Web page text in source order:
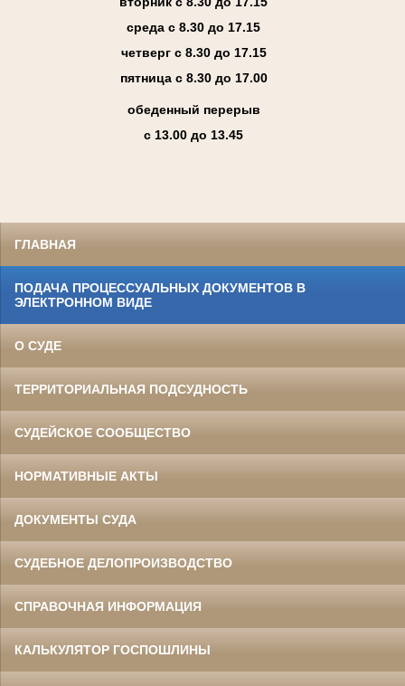
среда с 8.30 до 17.15
четверг с 8.30 до 17.15
пятница с 8.30 до 17.00
обеденный перерыв
с 13.00 до 13.45
ГЛАВНАЯ
ПОДАЧА ПРОЦЕССУАЛЬНЫХ ДОКУМЕНТОВ В
ЭЛЕКТРОННОМ ВИДЕ
О СУДЕ
ТЕРРИТОРИАЛЬНАЯ ПОДСУДНОСТЬ
СУДЕЙСКОЕ СООБЩЕСТВО
НОРМАТИВНЫЕ АКТЫ
ДОКУМЕНТЫ СУДА
СУДЕБНОЕ ДЕЛОПРОИЗВОДСТВО
СПРАВОЧНАЯ ИНФОРМАЦИЯ
КАЛЬКУЛЯТОР ГОСПОШЛИНЫ